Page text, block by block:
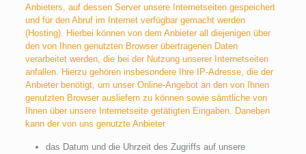
Anbieters, auf dessen Server unsere Internetseiten gespeichert
und für den Abruf im Internet verfügbar gemacht werden
(Hosting). Hierbei können von dem Anbieter all diejenigen über
den von Ihnen genutzten Browser übertragenen Daten
verarbeitet werden, die bei der Nutzung unserer Internetseiten
anfallen. Hierzu gehören insbesondere Ihre IP-Adresse, die der
Anbieter benötigt, um unser Online-Angebot an den von Ihnen
genutzten Browser ausliefern zu können sowie sämtliche von
Ihnen über unsere Internetseite getätigten Eingaben. Daneben
kann der von uns genutzte Anbieter
das Datum und die Uhrzeit des Zugriffs auf unsere